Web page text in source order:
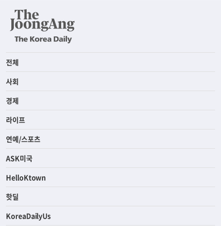
전체
사회
경제
라이프
연예/스포츠
ASK미국
HelloKtown
핫딜